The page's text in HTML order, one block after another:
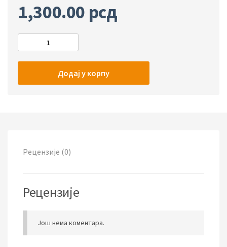
1,300.00 рсд
Додај у корпу
Рецензије (0)
Рецензије
Још нема коментара.